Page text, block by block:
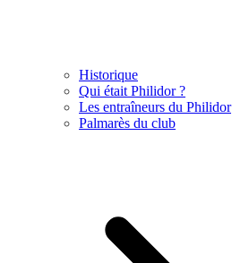
Historique
Qui était Philidor ?
Les entraîneurs du Philidor
Palmarès du club